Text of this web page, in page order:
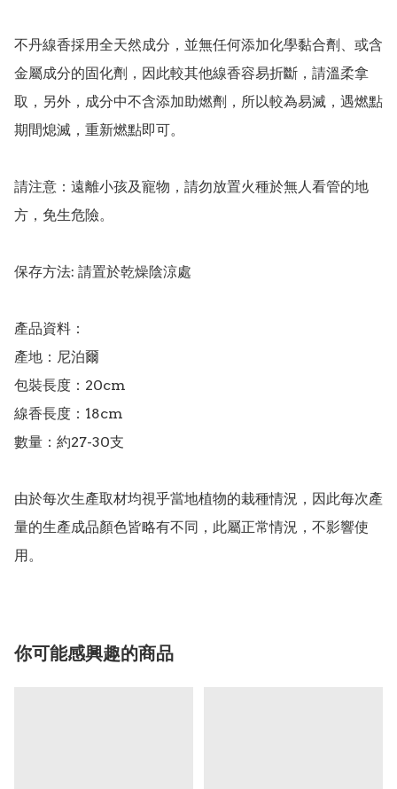
不丹線香採用全天然成分，並無任何添加化學黏合劑、或含
金屬成分的固化劑，因此較其他線香容易折斷，請溫柔拿
取，另外，成分中不含添加助燃劑，所以較為易滅，遇燃點
期間熄滅，重新燃點即可。
請注意：遠離小孩及寵物，請勿放置火種於無人看管的地
方，免生危險。
保存方法: 請置於乾燥陰涼處
產品資料：
產地：尼泊爾
包裝長度：20cm
線香長度：18cm
數量：約27-30支
由於每次生產取材均視乎當地植物的栽種情況，因此每次產
量的生產成品顏色皆略有不同，此屬正常情況，不影響使
你可能感興趣的商品